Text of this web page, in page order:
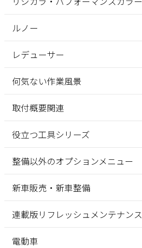
ルノー
レデューサー
何気ない作業風景
取付概要関連
役立つ工具シリーズ
整備以外のオプションメニュー
新車販売・新車整備
連載版リフレッシュメンテナンス
電動車